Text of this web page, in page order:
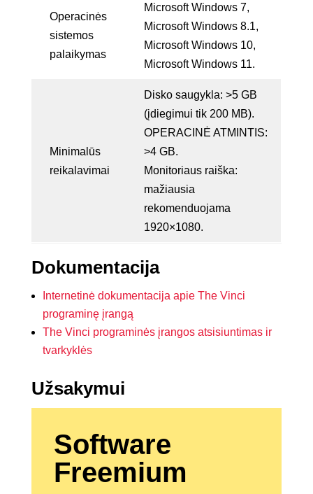
Operacinės
sistemos
palaikymas
Microsoft Windows 7,
Microsoft Windows 8.1,
Microsoft Windows 10,
Microsoft Windows 11.
Minimalūs
reikalavimai
Disko saugykla: >5 GB
(įdiegimui tik 200 MB).
OPERACINĖ ATMINTIS:
>4 GB.
Monitoriaus raiška:
mažiausia
rekomenduojama
1920×1080.
Dokumentacija
Internetinė dokumentacija apie The Vinci
programinę įrangą
The Vinci programinės įrangos atsisiuntimas ir
tvarkyklės
Užsakymui
Software
Freemium